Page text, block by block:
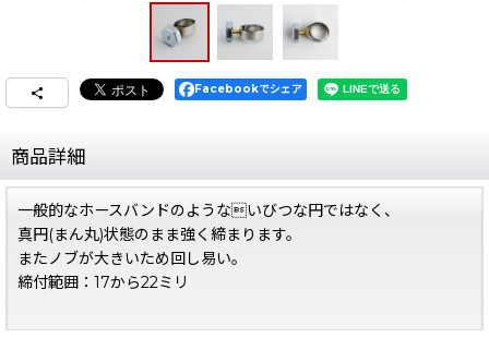
Facebookでシェア
商品詳細
一般的なホースバンドのようないびつな円ではなく、
真円(まん丸)状態のまま強く締まります。
またノブが大きいため回し易い。
締付範囲：17から22ミリ